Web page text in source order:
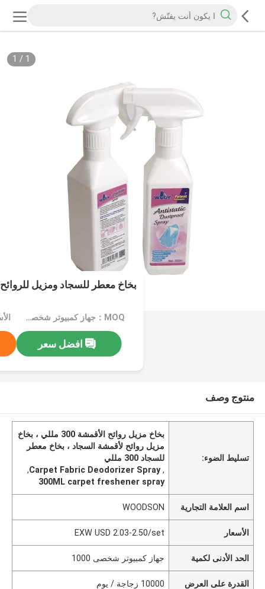
1
/
1
بخاخ معطر للسجاد ومزيل للروائح
MOQ：جهاز كمبيوتر شخصى 1000
افضل سعر
منتوج وصف
تسليط الضوء:
بخاخ مزيل روائح الأقمشة 300 مللي ، بخاخ
مزيل روائح لأقمشة السجاد ، بخاخ معطر
للسجاد 300 مللي
,
Carpet Fabric Deodorizer Spray
,
300ML carpet freshener spray
اسم العلامة التجارية WOODSON
الأسعار EXW USD 2.03-2.50/set
الحد الأدنى لكمية جهاز كمبيوتر شخصى 1000
القدرة على العرض 10000 زجاجة / يوم